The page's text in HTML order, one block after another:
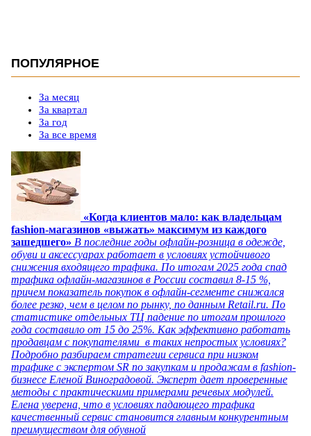
ПОПУЛЯРНОЕ
За месяц
За квартал
За год
За все время
«Когда клиентов мало: как владельцам
fashion-магазинов «выжать» максимум из каждого
зашедшего» В последние годы офлайн-розница в одежде,
обуви и аксессуарах работает в условиях устойчивого
снижения входящего трафика. По итогам 2025 года спад
трафика офлайн-магазинов в России составил 8-15 %,
причем показатель покупок в офлайн-сегменте снижался
более резко, чем в целом по рынку, по данным Retail.ru. По
статистике отдельных ТЦ падение по итогам прошлого
года составило от 15 до 25%. Как эффективно работать
продавцам с покупателями в таких непростых условиях?
Подробно разбираем стратегии сервиса при низком
трафике с экспертом SR по закупкам и продажам в fashion-
бизнесе Еленой Виноградовой. Эксперт дает проверенные
методы с практическими примерами речевых модулей.
Елена уверена, что в условиях падающего трафика
качественный сервис становится главным конкурентным
преимуществом для обувной